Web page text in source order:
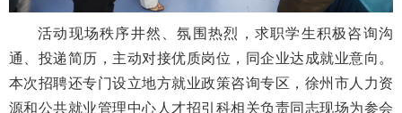
活动现场秩序井然、氛围热烈，求职学生积极咨询沟
通、投递简历，主动对接优质岗位，同企业达成就业意向。
本次招聘还专门设立地方就业政策咨询专区，徐州市人力资
源和公共就业管理中心人才招引科相关负责同志现场为参会